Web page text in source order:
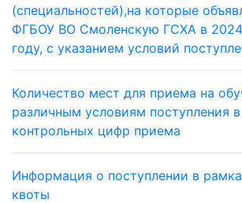
(специальностей),на которые
ФГБОУ ВО Смоленскую ГСХА в
году, с указанием условий
Количество мест для приема на
различным условиям поступления
контрольных цифр приема
Информация о поступлении в
квоты